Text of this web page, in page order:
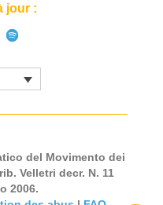
jour :
del Movimento dei
Velletri decr. N. 11
2006.